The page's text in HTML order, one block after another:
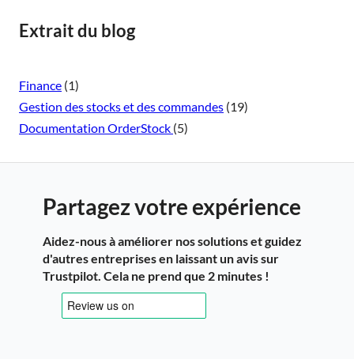
Extrait du blog
Finance (1)
Gestion des stocks et des commandes (19)
Documentation OrderStock (5)
Partagez votre expérience
Aidez-nous à améliorer nos solutions et guidez
d'autres entreprises en laissant un avis sur
Trustpilot. Cela ne prend que 2 minutes !